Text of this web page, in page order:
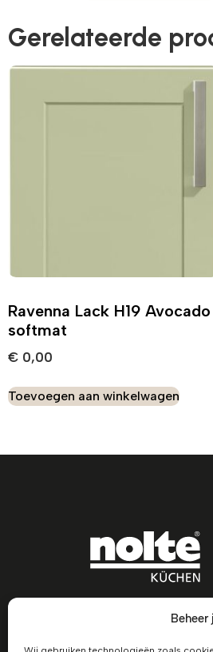
Gerelateerde
Ravenna Lack H19 Avocado
softmat
€ 0,00
Toevoegen aan winkelwagen